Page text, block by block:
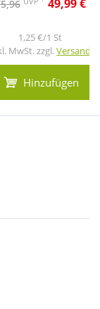
49,99 €
1,25 €/1 St
MwSt. zzgl.Versand
Hinzufügen